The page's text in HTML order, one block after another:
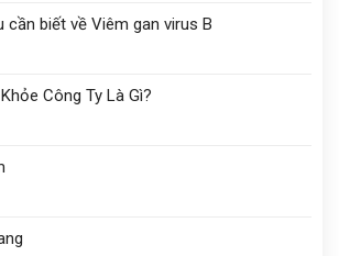
cần biết về Viêm gan virus B
Công Ty Là Gì?